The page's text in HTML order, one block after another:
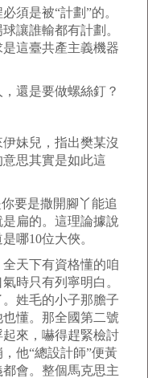
須是被“計劃”的。
讓誰輸都有計劃。
這臺共產主義機器
還是要做螺絲釘？
妹兒，指出樊某沒
思其實是如此這
要是撒開腳丫能追
是扁的。這理論據說
哪10位大俠。
天下有資格懂的咱
時只有列寧明白。
姓毛的小子那膽子
懂。那全國第二號
來，嚇得趕緊檢討
他“總設計師”便黃
會。整個馬克思主